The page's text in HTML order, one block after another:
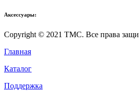
Аксессуары:
Copyright © 2021 TMC. Все права
Главная
Каталог
Поддержка